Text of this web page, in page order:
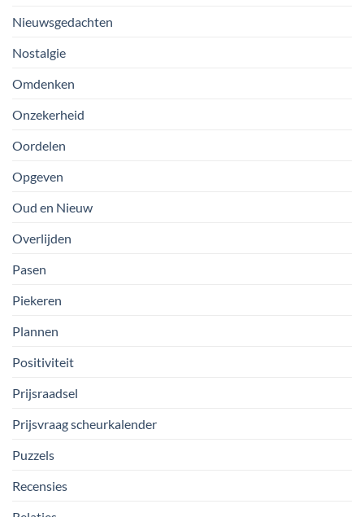
Nieuwsgedachten
Nostalgie
Omdenken
Onzekerheid
Oordelen
Opgeven
Oud en Nieuw
Overlijden
Pasen
Piekeren
Plannen
Positiviteit
Prijsraadsel
Prijsvraag scheurkalender
Puzzels
Recensies